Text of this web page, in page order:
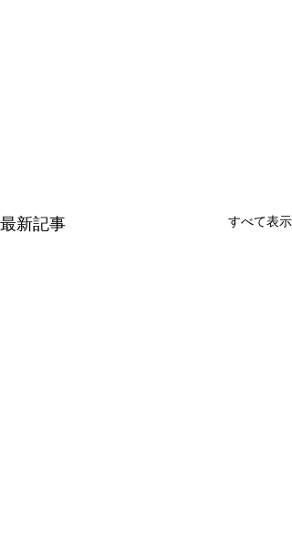
最新記事 すべて表示